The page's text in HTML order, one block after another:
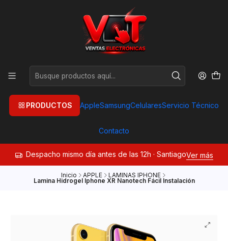
PRODUCTOS AppleSamsungCelularesServicio Técnico
Contacto
Despacho mismo día antes de las 12h · SantiagoVer más
Inicio APPLE LAMINAS IPHONE
Lamina Hidrogel Iphone XR Nanotech Fácil Instalación